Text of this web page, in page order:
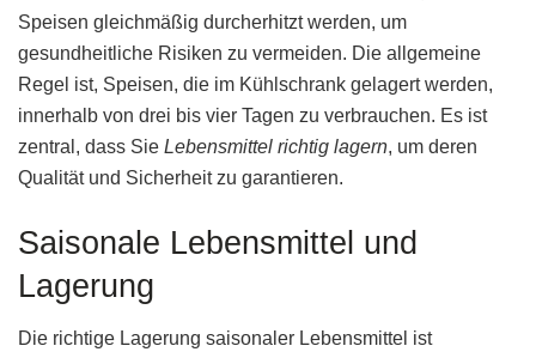
Speisen gleichmäßig durcherhitzt werden, um
gesundheitliche Risiken zu vermeiden. Die allgemeine
Regel ist, Speisen, die im Kühlschrank gelagert werden,
innerhalb von drei bis vier Tagen zu verbrauchen. Es ist
zentral, dass Sie Lebensmittel richtig lagern, um deren
Qualität und Sicherheit zu garantieren.
Saisonale Lebensmittel und
Lagerung
Die richtige Lagerung saisonaler Lebensmittel ist